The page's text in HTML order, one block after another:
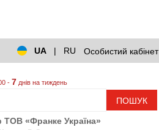
UA
| RU Особистий кабінет
-7 днів на тиждень
ПОШУК
ТОВ «Франке Україна»